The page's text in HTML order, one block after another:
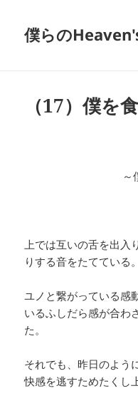
僕らの
（17）僕を
～
上では互いの舌を出入
りする音をたてている。
ユノと繋がっている感
いるふしだら感が合わ
た。
それでも、昨日のよう
快感を逃すためたくし